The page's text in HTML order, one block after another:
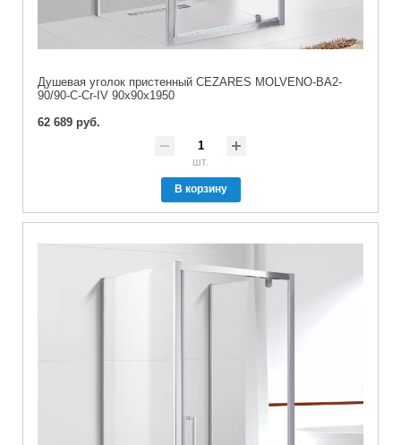
Душевая уголок пристенный CEZARES MOLVENO-BA2-
90/90-C-Cr-IV 90x90x1950
62 689 руб.
шт.
В корзину